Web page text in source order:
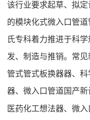
该行业要求起草、拟
的模块化式微入口管
氏专科着力推进于科
发、制造与推销。常
管式管式板换器器、
器、微入口管道国产
医药化工想法器、微